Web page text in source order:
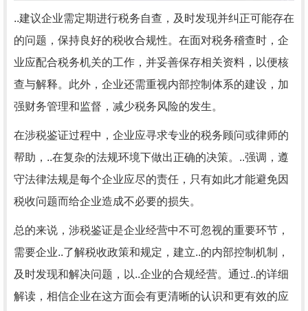
..建议企业需定期进行税务自查，及时发现并纠正可能存在
的问题，保持良好的税收合规性。在面对税务稽查时，企
业应配合税务机关的工作，并妥善保存相关资料，以便核
查与解释。此外，企业还需重视内部控制体系的建设，加
强财务管理和监督，减少税务风险的发生。
在涉税鉴证过程中，企业应寻求专业的税务顾问或律师的
帮助，..在复杂的法规环境下做出正确的决策。..强调，遵
守法律法规是每个企业应尽的责任，只有如此才能避免因
税收问题而给企业造成不必要的损失。
总的来说，涉税鉴证是企业经营中不可忽视的重要环节，
需要企业..了解税收政策和规定，建立..的内部控制机制，
及时发现和解决问题，以..企业的合规经营。通过..的详细
解读，相信企业在这方面会有更清晰的认识和更有效的应